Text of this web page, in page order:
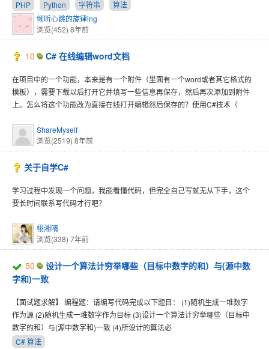
PHP
Python 字符串
算法
倾听心跳的旋律ing
浏览(452) 8年前
10 C# 在线编辑word文档
在项目中的一个功能，本来是有一个附件（里面有一个word或者其它格式的
模板），需要下载以后打开它并填写一些信息再保存，然后再次添加到附件
上。怎么将这个功能改为直接在线打开编辑然后保存的？使用C#技术（
ShareMyself
浏览(2519) 8年前
关于自学C#
学习过程中发现一个问题，我能看懂代码，但完全自己写就无从下手，这个
要长时间联系写代码才行吧？
栩湘晴
浏览(338) 7年前
50
设计一个算法计穷举哪些（目标中数字的和）与(源中数
字和)一致
【面试题求解】 编程题：请编写代码完成以下题目： (1)随机生成一堆数字
作为源 (2)随机生成一堆数字作为目标 (3)设计一个算法计穷举哪些（目标中
数字的和）与(源中数字和)一致 (4)所设计的算法必
C# 算法